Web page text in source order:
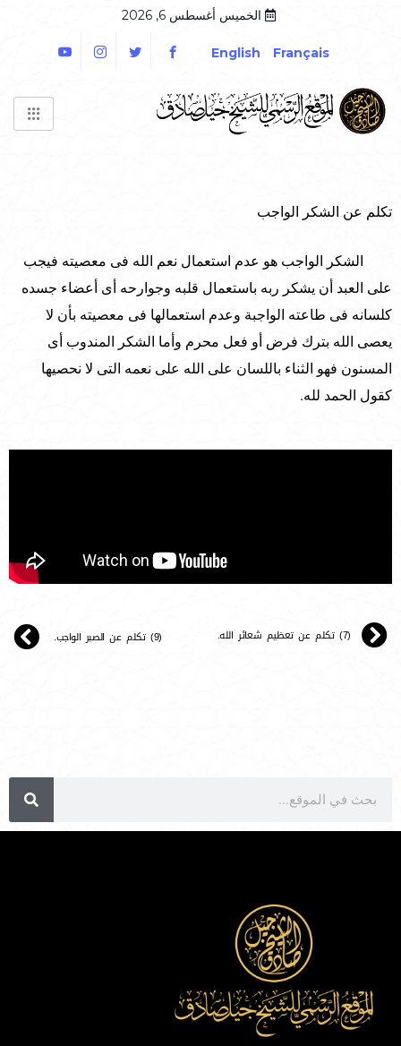
الخميس أغسطس 6, 2026
Français
English
تكلم عن الشكر الواجب
الشكر الواجب هو عدم استعمال نعم الله فى معصيته فيجب
على العبد أن يشكر ربه باستعمال قلبه وجوارحه أى أعضاء جسده
كلسانه فى طاعته الواجبة وعدم استعمالها فى معصيته بأن لا
يعصى الله بترك فرض أو فعل محرم وأما الشكر المندوب أى
المسنون فهو الثناء باللسان على الله على نعمه التى لا نحصيها
كقول الحمد لله.
(7) تكلم عن تعظيم شعائر الله. (9) تكلم عن الصبر الواجب.